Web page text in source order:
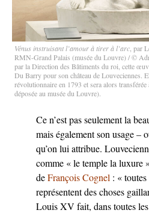
Vénus instruisant l’amour à tirer à l’arc , par
RMN-Grand Palais (musée du Louvre) / ©
par la Direction des Bâtiments du roi, cette
Du Barry pour son château de Louveciennes.
révolutionnaire en 1793 et sera alors
déposée au musée du Louvre).
Ce n’est pas seulement la
mais également son usage –
qu’on lui attribue.
comme « le temple la luxure
deFrançois Cognel : «
représentent des choses
Louis XV fait, dans toutes les